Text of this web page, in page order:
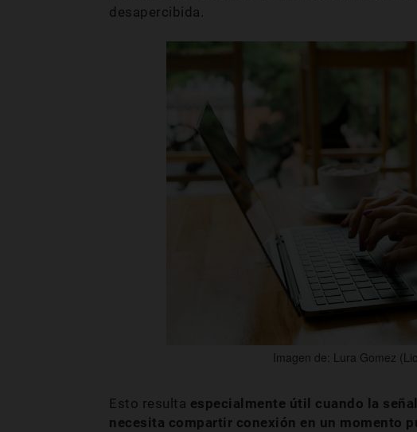
desapercibida.
Imagen de: Lura Gomez
Esto resulta especialmente útil cuando la
necesita compartir conexión en un momento